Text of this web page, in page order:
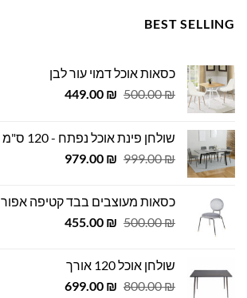
BEST SELLING
כסאות אוכל דמוי עור לבן
500.00₪
המחיר
500.00 ₪.
449.00 ₪
המחיר
449.00 ₪.שולחן פינת אוכל נפתח - 120 ס"מ נפתח ל-160 ס"מ
999.00₪
המחיר
999.00 ₪.
979.00 ₪
המחיר
979.00 ₪.
כסאות מעוצבים בבד קטיפה אפור
500.00₪
המחיר
500.00 ₪.
455.00 ₪
המחיר
שולחן אוכל 120 אורך
800.00₪
המחיר
699.00 ₪
המחיר